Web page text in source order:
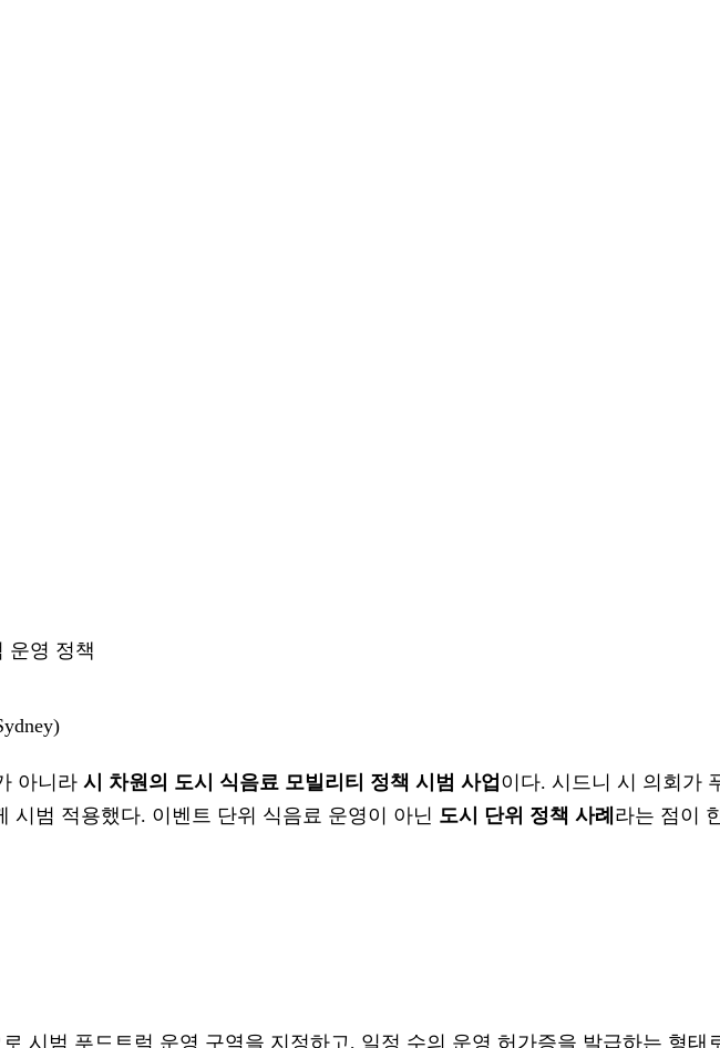
운영 정책
아니라 시 차원의 도시 식음료 모빌리티 정책 시범 사업 이다. 시드니 시 의회가
시범 적용했다. 이벤트 단위 식음료 운영이 아닌 도시 단위 정책 사례 라는 점이
시범 푸드트럭 운영 구역을 지정하고, 일정 수의 운영 허가증을 발급하는 형